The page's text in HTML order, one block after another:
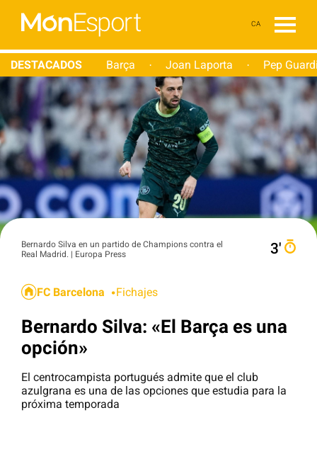
CA
DESTACADOS Barça · Joan Laporta · Pep
Bernardo Silva en un partido de Champions contra el
Real Madrid. | Europa Press
3′
FC Barcelona Fichajes
Bernardo Silva: «El Barça es una
opción»
El centrocampista portugués admite que el club
azulgrana es una de las opciones que estudia para la
próxima temporada